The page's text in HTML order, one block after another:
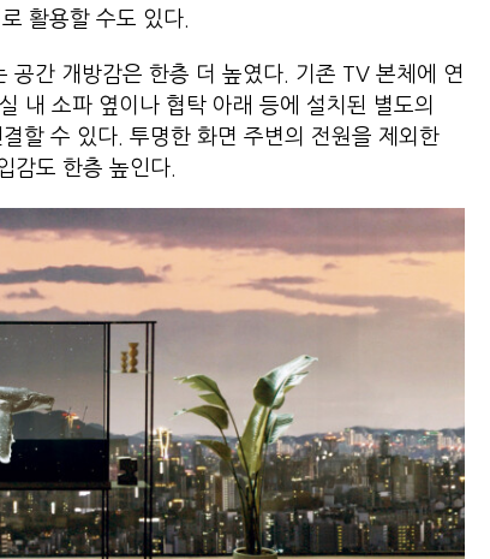
활용할 수도 있다.
간 개방감은 한층 더 높였다. 기존 TV 본체에 연
내 소파 옆이나 협탁 아래 등에 설치된 별도의
할 수 있다. 투명한 화면 주변의 전원을 제외한
감도 한층 높인다.